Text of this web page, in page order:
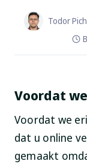
Todor
Voordat
Voordat we
dat u online
gemaakt